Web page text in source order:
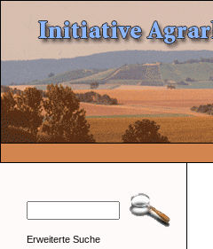
Erweiterte Suche